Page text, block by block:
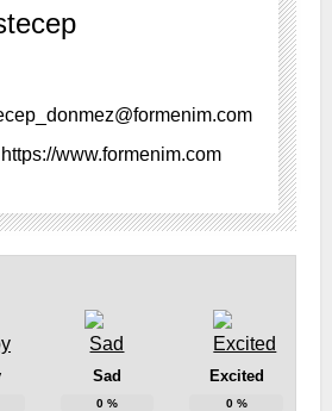
https://www.formenim.com
Sad
0%
Excited
0%